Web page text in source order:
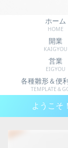
ホーム
HOME
開業
KAIGYOU
営業
EIGYOU
各種雛形＆便
TEMPLATE＆
ようこそ